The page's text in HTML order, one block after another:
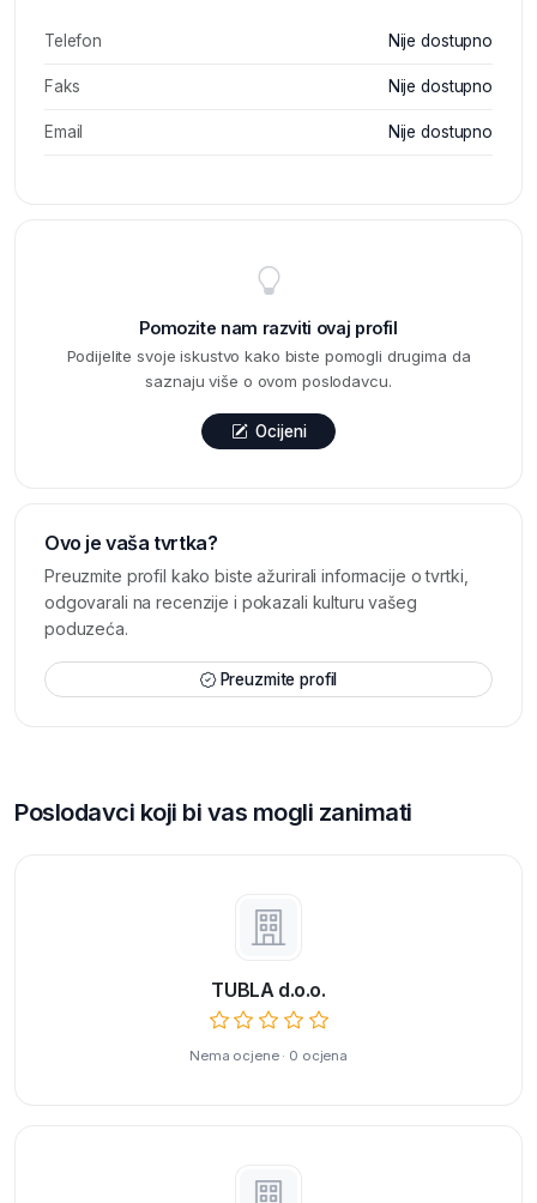
Telefon Nije dostupno
Faks Nije dostupno
Email Nije dostupno
Pomozite nam razviti ovaj profil
Podijelite svoje iskustvo kako biste pomogli drugima da
saznaju više o ovom poslodavcu.
Ocijeni
Ovo je vaša tvrtka?
Preuzmite profil kako biste ažurirali informacije o tvrtki,
odgovarali na recenzije i pokazali kulturu vašeg
poduzeća.
Preuzmite profil
Poslodavci koji bi vas mogli zanimati
TUBLA d.o.o.
Nema ocjene · 0 ocjena